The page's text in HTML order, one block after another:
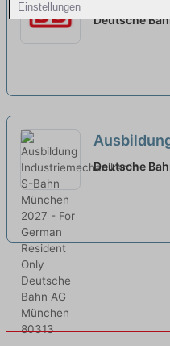
Einstellungen
Deutsche
S-Bahn
Deutsche